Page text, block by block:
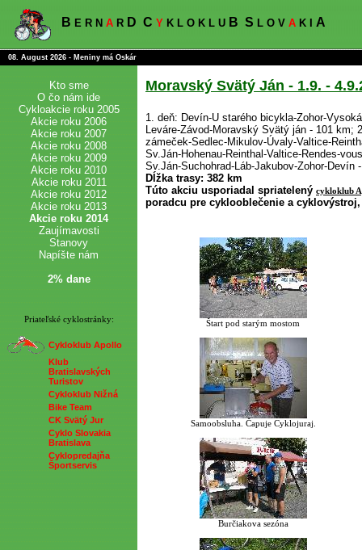
B E R N A R D C Y K L O K L U B S L O V A K I A
08. August 2026 - Meniny má Oskár
Kto sme
O čo nám ide
Cykloakcie roku 2005
Akcie roku 2006
Akcie roku 2007
Akcie roku 2008
Akcie roku 2009
Akcie roku 2010
Akcie roku 2011
Akcie roku 2012
Akcie roku 2013
Akcie roku 2014
Zaujímavosti
Stanovy
Napíšte nám
2% dane
Priateľské cyklostránky:
Cykloklub Apollo
Klub
Bratislavských
Turistov
Cykloklub Nižná
Bike Team
CK Svätý Jur
Cyklo Slovakia
Bratislava
Cyklopredajňa
Športservis
Moravský Svätý Ján - 1.9. -
1. deň: Devín-U starého bicykla-Zohor-
Leváre-Závod-Moravský Svätý ján - 101 km;
zámeček-Sedlec-Mikulov-Úvaly-Valtice-
Sv.Ján-Hohenau-Reinthal-Valtice-Rendes-
Sv.Ján-Suchohrad-Láb-Jakubov-Zohor-Devín
Dĺžka trasy: 382 km
Túto akciu usporiadal spriatelený cykloklub
poradcu pre cyklooblečenie a
Štart pod starým mostom
Samoobsluha. Čapuje Cyklojuraj.
Burčiakova sezóna